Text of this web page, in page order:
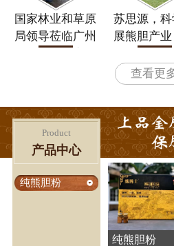
国家林业和草原
局领导莅临广州
苏思源，
展熊胆产
查看更
Product
产品中心
纯熊胆粉
纯熊胆粉